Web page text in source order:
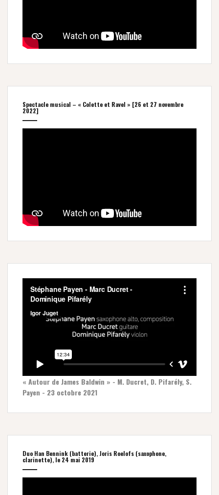
Spectacle musical – « Colette et Ravel » [26 et 27 novembre
2022]
« Autour de James Baldwin » - M. Ducret, D. Pifarély, S.
Payen - 23 octobre 2021
Duo Han Bennink (batterie), Joris Roelofs (saxophone,
clarinette), le 24 mai 2019